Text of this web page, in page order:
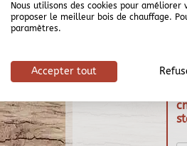
Nous utilisons des cookies pour améliorer
proposer le meilleur bois de chauffage.
paramètres.
Accepter tout